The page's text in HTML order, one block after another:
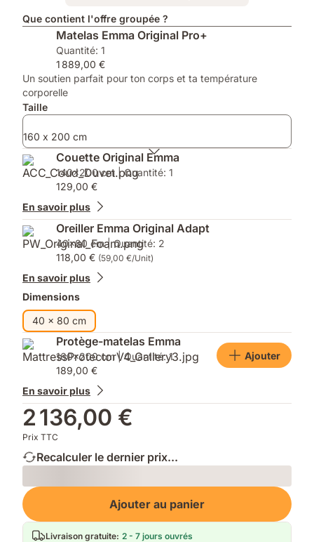
toute
commande
double
(à
partir
de
140x200),
vous
obtiendrez
2
oreillers.)
(En
Protège-
matelas
Emma)
Que contient l'offre groupée ?
Matelas Emma Original Pro+
Quantité: 1
1 889,00 €
Un soutien parfait pour ton corps et ta température
corporelle
Taille
160 x 200 cm
Couette Original Emma
140x200 cm | Quantité: 1
129,00 €
En savoir plus
Oreiller Emma Original Adapt
40x80 cm | Quantité: 2
118,00 € (59,00 €/Unit)
En savoir plus
Dimensions
40 x 80 cm
Protège-matelas Emma
160x200 cm | Quantité: 1
189,00 €
Ajouter
En savoir plus
2 136,00 €
Prix TTC
Recalculer le dernier prix...
Loading
Ajouter au panier
Livraison gratuite: 2 - 7 jours ouvrés